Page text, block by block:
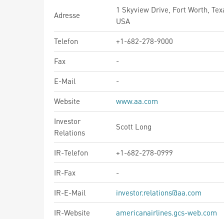
Adresse
1 Skyview Drive, Fort Worth,
USA
Telefon
+1-682-278-9000
Fax
-
E-Mail
-
Website
www.aa.com
Investor
Relations
Scott Long
IR-Telefon
+1-682-278-0999
IR-Fax
-
IR-E-Mail
investor.relations@aa.com
IR-Website
americanairlines.gcs-web.com